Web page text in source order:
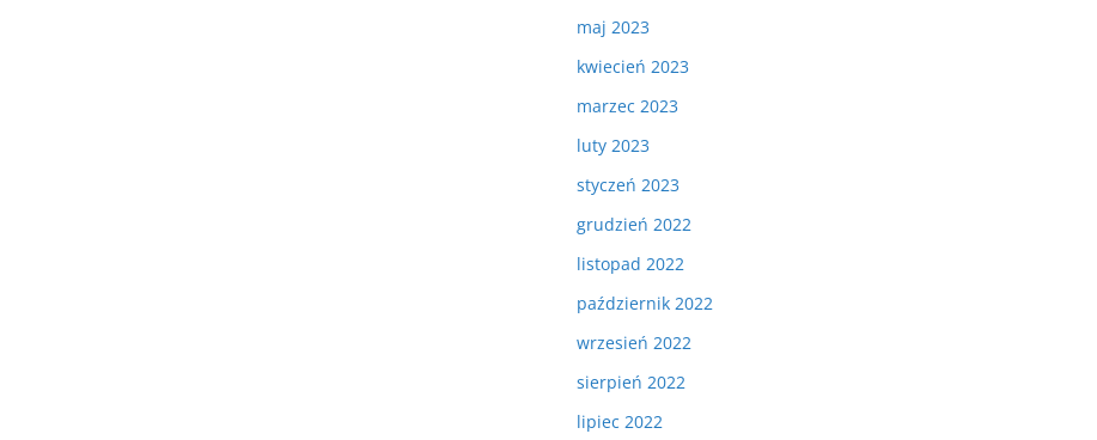
maj 2023
kwiecień 2023
marzec 2023
luty 2023
styczeń 2023
grudzień 2022
listopad 2022
październik 2022
wrzesień 2022
sierpień 2022
lipiec 2022